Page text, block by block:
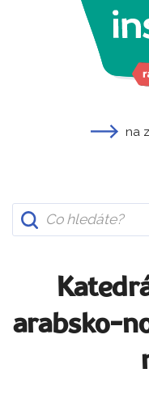
na
arabsko-